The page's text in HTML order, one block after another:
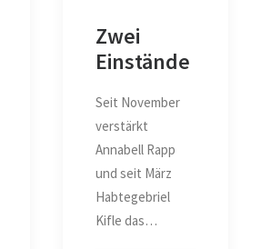
Zwei
Einstände
Seit November
verstärkt
Annabell Rapp
und seit März
Habtegebriel
Kifle das…